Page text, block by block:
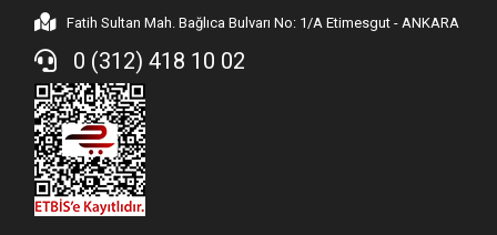
Fatih Sultan Mah. Bağlıca Bulvarı No: 1/A Etimesgut - ANKARA
0 (312) 418 10 02